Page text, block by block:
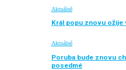
Aktuálně
Král popu znovu ožije
Aktuálně
Poruba bude znovu
posedmé